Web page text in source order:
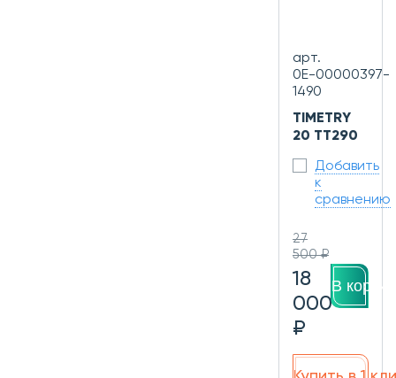
арт.
0Е-00000397-
1490
TIMETRY
20 TT290
Добавить
к
сравнению
27
500 ₽
18
000
₽
В